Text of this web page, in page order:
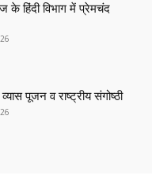
के हिंदी विभाग में प्रेमचंद
व्यास पूजन व राष्ट्रीय संगोष्ठी